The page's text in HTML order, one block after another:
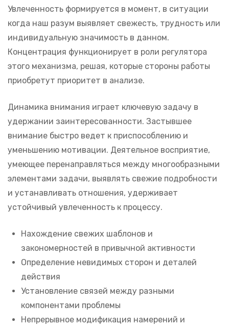
Увлеченность формируется в момент, в ситуации
когда наш разум выявляет свежесть, трудность или
индивидуальную значимость в данном.
Концентрация функционирует в роли регулятора
этого механизма, решая, которые стороны работы
приобретут приоритет в анализе.
Динамика внимания играет ключевую задачу в
удержании заинтересованности. Застывшее
внимание быстро ведет к приспособлению и
уменьшению мотивации. Деятельное восприятие,
умеющее перенаправляться между многообразными
элементами задачи, выявлять свежие подробности
и устанавливать отношения, удерживает
устойчивый увлеченность к процессу.
Нахождение свежих шаблонов и
закономерностей в привычной активности
Определение невидимых сторон и деталей
действия
Установление связей между разными
компонентами проблемы
Непрерывное модификация намерений и